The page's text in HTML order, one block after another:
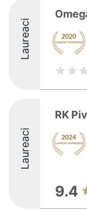
Laureaci
Laureaci
RK
9.4